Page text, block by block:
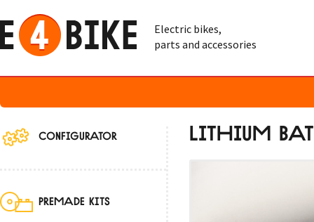
Electric bikes,
parts and accessories
CONFIGURATOR
PREMADE KITS
LITHIUM